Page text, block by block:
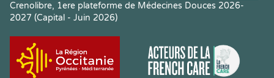
Crenolibre, 1ere plateforme de Médecines Douces 2026-
2027 (Capital - Juin 2026)